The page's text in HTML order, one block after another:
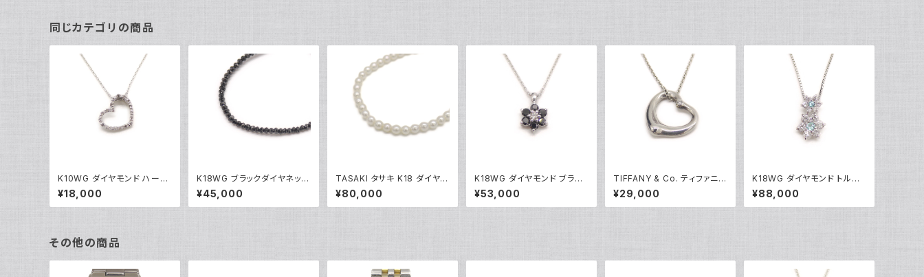
同じカテゴリの商品
K10WG ダイヤモンド ハート
ペンダント ネックレス 10金
ホワイトゴールド アズキチェ
ーン Y04907
¥18,000
K18WG ブラックダイヤネック
レス 18金 ホワイトゴールド Y
05101
¥45,000
TASAKI タサキ K18 ダイヤモ
ンド パールネックレス 18金 Y
05014
¥80,000
K18WG ダイヤモンド ブラッ
クダイヤ フラワーデザイン ペ
ンダント ネックレス 18金 ホ
ワイトゴールド アズキチェー
¥53,000
TIFFANY & Co. ティファニー
エレサペレッティ オープンハ
ート 1Pダイヤ ペンダント ネッ
クレス シルバー925 アズキチ
¥29,000
K18WG ダイヤモンド トルマ
リン フラワーデザイン ペンダ
ント ネックレス 18金 ホワイト
ゴールド ベネチアンチェーン
¥88,000
その他の商品